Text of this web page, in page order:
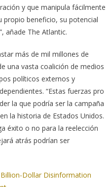
y que manipula fácilmente
propio beneficio, su potencial
añade The Atlantic.
más de mil millones de
una vasta coalición de medios
políticos externos y
“Estas fuerzas pro
la que podría ser la campaña
la historia de Estados Unidos.
éxito o no para la reelección
atrás podrían ser
Dollar Disinformation